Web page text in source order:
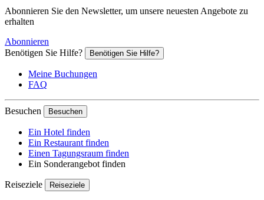
Abonnieren Sie den Newsletter, um unsere neuesten Angebote zu
erhalten
Abonnieren
Benötigen Sie Hilfe?
Benötigen Sie Hilfe?
Meine Buchungen
FAQ
Besuchen Besuchen
Ein Hotel finden
Ein Restaurant finden
Einen Tagungsraum finden
Ein Sonderangebot finden
Reiseziele Reiseziele